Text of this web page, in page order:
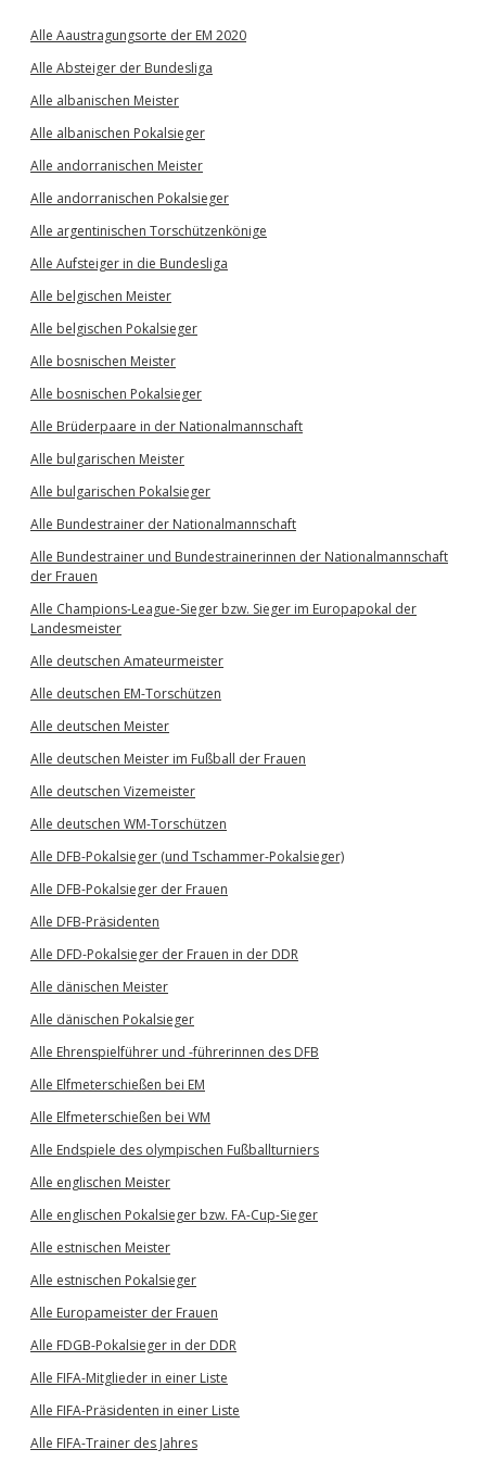
Alle Aaustragungsorte der EM 2020
Alle Absteiger der Bundesliga
Alle albanischen Meister
Alle albanischen Pokalsieger
Alle andorranischen Meister
Alle andorranischen Pokalsieger
Alle argentinischen Torschützenkönige
Alle Aufsteiger in die Bundesliga
Alle belgischen Meister
Alle belgischen Pokalsieger
Alle bosnischen Meister
Alle bosnischen Pokalsieger
Alle Brüderpaare in der Nationalmannschaft
Alle bulgarischen Meister
Alle bulgarischen Pokalsieger
Alle Bundestrainer der Nationalmannschaft
Alle Bundestrainer und Bundestrainerinnen der Nationalmannschaft
der Frauen
Alle Champions-League-Sieger bzw. Sieger im Europapokal der
Landesmeister
Alle deutschen Amateurmeister
Alle deutschen EM-Torschützen
Alle deutschen Meister
Alle deutschen Meister im Fußball der Frauen
Alle deutschen Vizemeister
Alle deutschen WM-Torschützen
Alle DFB-Pokalsieger (und Tschammer-Pokalsieger)
Alle DFB-Pokalsieger der Frauen
Alle DFB-Präsidenten
Alle DFD-Pokalsieger der Frauen in der DDR
Alle dänischen Meister
Alle dänischen Pokalsieger
Alle Ehrenspielführer und -führerinnen des DFB
Alle Elfmeterschießen bei EM
Alle Elfmeterschießen bei WM
Alle Endspiele des olympischen Fußballturniers
Alle englischen Meister
Alle englischen Pokalsieger bzw. FA-Cup-Sieger
Alle estnischen Meister
Alle estnischen Pokalsieger
Alle Europameister der Frauen
Alle FDGB-Pokalsieger in der DDR
Alle FIFA-Mitglieder in einer Liste
Alle FIFA-Präsidenten in einer Liste
Alle FIFA-Trainer des Jahres